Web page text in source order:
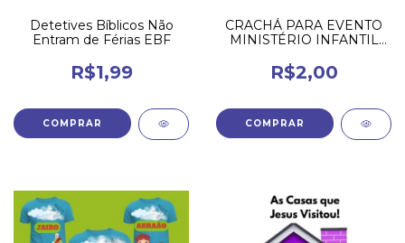
Detetives Bíblicos Não
Entram de Férias EBF
R$1,99
CRACHÁ PARA EVENTO
MINISTÉRIO INFANTIL
IMPRIMIR GRÁTIS
R$2,00